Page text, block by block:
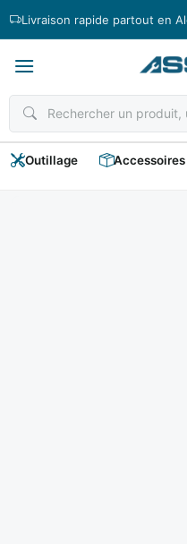
Livraison rapide partout en
Outillage Accessoires